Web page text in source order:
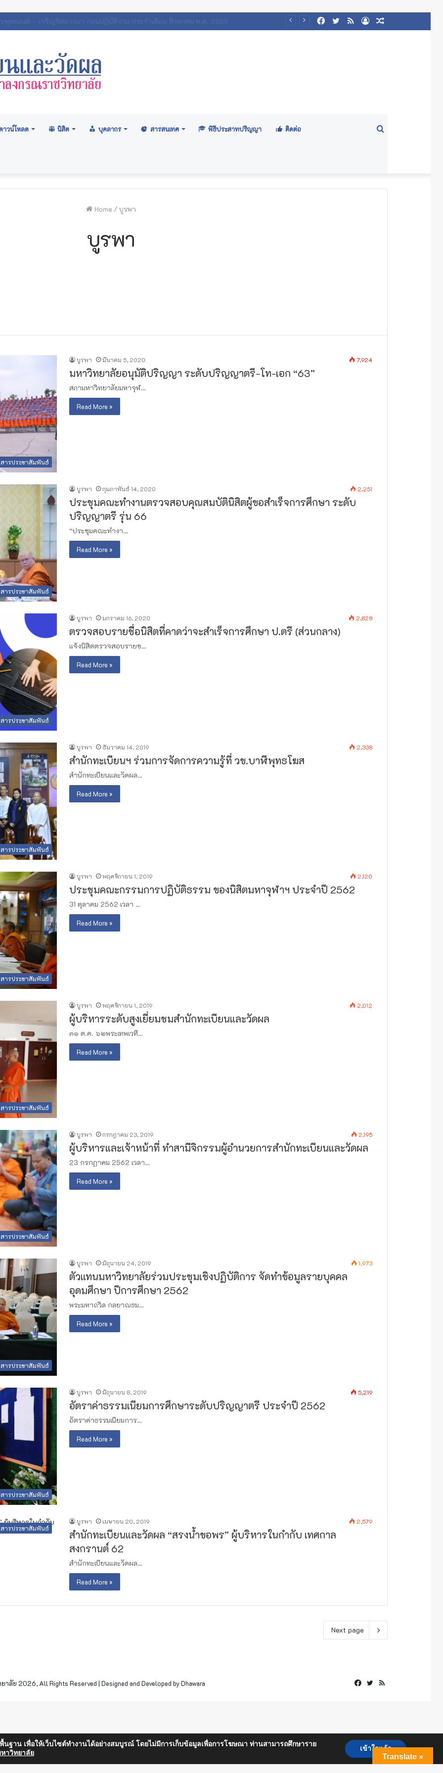
Log
RSS
Twitter
Facebook
าวน์โหลด นิสิต บุคลากร สารสนเทศ พิธีประสาทปริญญา ติดต่อ
Home / บูรพา
บูรพา
ารประชาสัมพันธ์
บูรพา มีนาคม 5, 2020 7,924
มหาวิทยาลัยอนุมัติปริญญา ระดับปริญญาตรี-โท-เอก “63”
สภามหาวิทยาลัยมหาจุฬ…
Read More »
ารประชาสัมพันธ์
บูรพา กุมภาพันธ์ 14, 2020 2,251
ประชุมคณะทำงานตรวจสอบคุณสมบัตินิสิตผู้ขอสำเร็จการศึกษา ระดับ
ปริญญาตรี รุ่น 66
“ประชุมคณะทำงา…
Read More »
ารประชาสัมพันธ์
บูรพา มกราคม 16, 2020 2,828
ตรวจสอบรายชื่อนิสิตที่คาดว่าจะสำเร็จการศึกษา ป.ตรี (ส่วนกลาง)
แจ้งนิสิตตรวจสอบรายช…
Read More »
ารประชาสัมพันธ์
บูรพา ธันวาคม 14, 2019 2,338
สำนักทะเบียนฯ ร่วมการจัดการความรู้ที่ วข.บาฬีพุทธโฆส
สำนักทะเบียนและวัดผล…
Read More »
ารประชาสัมพันธ์
บูรพา พฤศจิกายน 1, 2019 2,120
ประชุมคณะกรรมการปฏิบัติธรรม ของนิสิตมหาจุฬาฯ ประจำปี 2562
31 ตุลาคม 2562 เวลา …
Read More »
ารประชาสัมพันธ์
บูรพา พฤศจิกายน 1, 2019 2,012
ผู้บริหารระดับสูงเยี่ยมชมสำนักทะเบียนและวัดผล
๓๑ ต.ค. ๖๒พระเทพเวที…
Read More »
ารประชาสัมพันธ์
บูรพา กรกฎาคม 23, 2019 2,195
ผู้บริหารและเจ้าหน้าที่ ทำสามีจิกรรมผู้อำนวยการสำนักทะเบียนและวัดผล
23 กรกฏาคม 2562 เวลา…
Read More »
ารประชาสัมพันธ์
บูรพา มิถุนายน 24, 2019 1,973
ตัวแทนมหาวิทยาลัยร่วมประชุมเชิงปฏิบัติการ​ จัดทำข้อมูล​รายบุคคล​
อุดมศึกษา​ ปีการศึกษา​ 2562​
พระมหาถวิล​ กลฺยาณธม…
Read More »
ารประชาสัมพันธ์
บูรพา มิถุนายน 8, 2019 5,219
อัตราค่าธรรมเนียมการศึกษาระดับปริญญาตรี ประจำปี 2562
อัตราค่าธรรมเนียมการ…
Read More »
ารประชาสัมพันธ์
บูรพา เมษายน 20, 2019 2,579
สำนักทะเบียนและวัดผล “สรงน้ำขอพร” ผู้บริหารในกำกับ เทศกาล
สงกรานต์ 62
สำนักทะเบียนและวัดผล…
Read More »
Next page
ย 2026, All Rights Reserved | Designed and Developed by Dhawara Facebook
Twitter
RSS
Translate »
ฐาน เพื่อให้เว็บไซต์ทำงานได้อย่างสมบูรณ์ โดยไม่มีการเก็บข้อมูลเพื่อการโฆษณา ท่านสามารถศึกษาราย
าวิทยาลัย
เข้าใจแล้ว